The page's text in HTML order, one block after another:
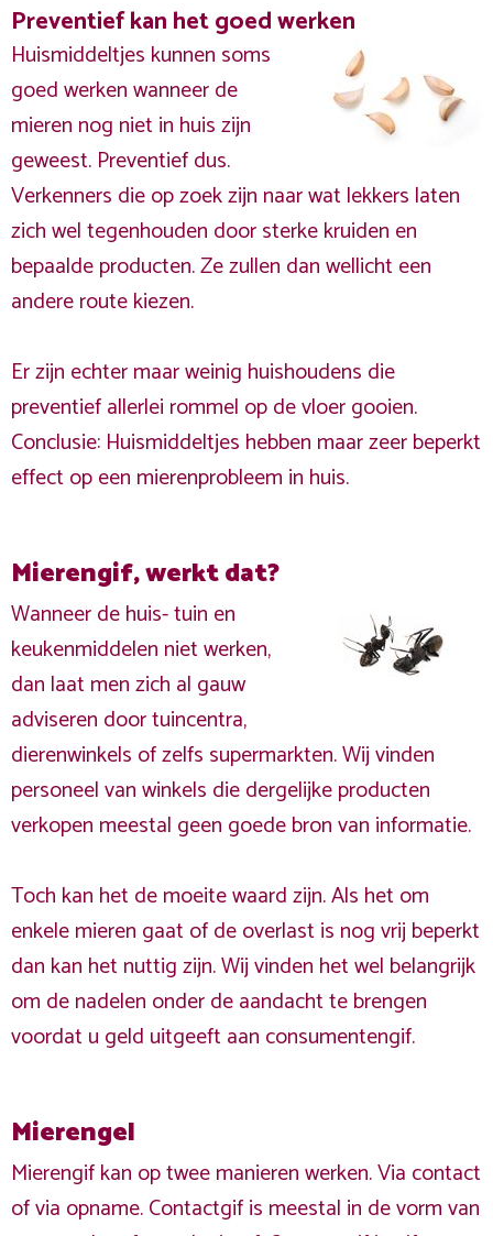
Preventief kan het goed werken
Huismiddeltjes kunnen soms
goed werken wanneer de
mieren nog niet in huis zijn
geweest. Preventief dus.
Verkenners die op zoek zijn naar wat lekkers laten
zich wel tegenhouden door sterke kruiden en
bepaalde producten. Ze zullen dan wellicht een
andere route kiezen.
Er zijn echter maar weinig huishoudens die
preventief allerlei rommel op de vloer gooien.
Conclusie: Huismiddeltjes hebben maar zeer beperkt
effect op een mierenprobleem in huis.
Mierengif, werkt dat?
Wanneer de huis- tuin en
keukenmiddelen niet werken,
dan laat men zich al gauw
adviseren door tuincentra,
dierenwinkels of zelfs supermarkten. Wij vinden
personeel van winkels die dergelijke producten
verkopen meestal geen goede bron van informatie.
Toch kan het de moeite waard zijn. Als het om
enkele mieren gaat of de overlast is nog vrij beperkt
dan kan het nuttig zijn. Wij vinden het wel belangrijk
om de nadelen onder de aandacht te brengen
voordat u geld uitgeeft aan consumentengif.
Mierengel
Mierengif kan op twee manieren werken. Via contact
of via opname. Contactgif is meestal in de vorm van